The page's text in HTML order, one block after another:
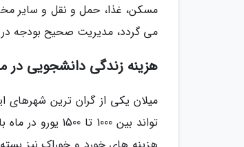
مسکن، غذا، حمل و نقل و سایر
می گردد، مدیریت صحیح بودجه در
هزینه زندگی دانشجویی در
میلان یکی از گران ترین شهرهای